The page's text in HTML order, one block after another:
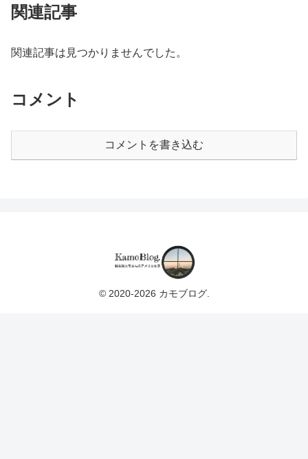
関連記事
関連記事は見つかりませんでした。
コメント
コメントを書き込む
© 2020-2026 カモブログ.